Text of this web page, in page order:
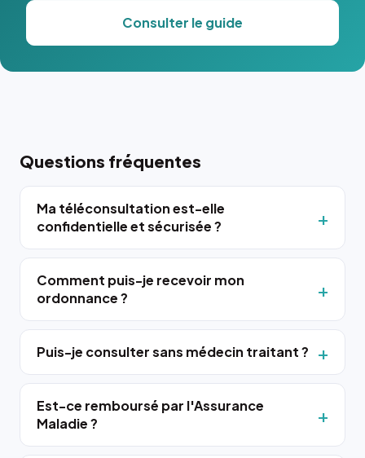
Consulter le guide
Questions fréquentes
Ma téléconsultation est-elle
confidentielle et sécurisée ?
Comment puis-je recevoir mon
ordonnance ?
Puis-je consulter sans médecin traitant ?
Est-ce remboursé par l'Assurance
Maladie ?